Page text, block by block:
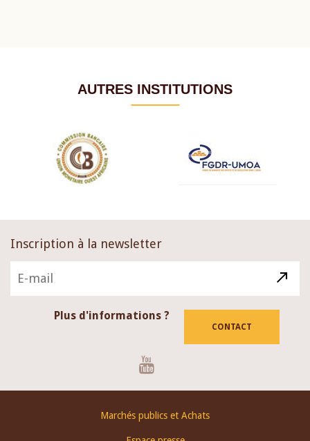
AUTRES INSTITUTIONS
Inscription à la newsletter
Plus d'informations ?
CONTACT
Marchés publics et Achats